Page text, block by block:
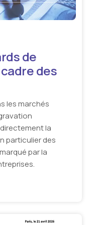
de
des
les marchés
la
particulier des
par la